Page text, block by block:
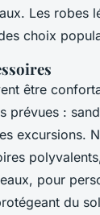
Les robes
choix
être
prévues :
excursions.
pour
du